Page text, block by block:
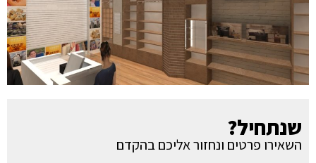
שנתחיל?
השאירו פרטים ונחזור אליכם בהקדם